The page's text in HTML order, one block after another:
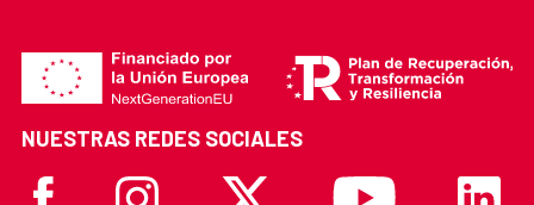
NUESTRAS REDES SOCIALES
FacebookInstagram X Youtube Linkedin